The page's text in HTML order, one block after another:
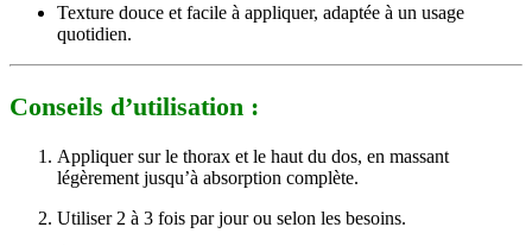
Texture douce et facile à appliquer, adaptée à un usage
quotidien.
Conseils d’utilisation :
Appliquer sur le thorax et le haut du dos, en massant
légèrement jusqu’à absorption complète.
Utiliser 2 à 3 fois par jour ou selon les besoins.